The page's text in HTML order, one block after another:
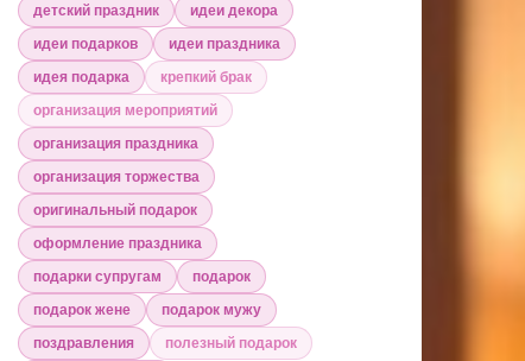
детский праздник
идеи декора
идеи подарков
идеи праздника
идея подарка
крепкий брак
организация мероприятий
организация праздника
организация торжества
оригинальный подарок
оформление праздника
подарки супругам
подарок
подарок жене
подарок мужу
поздравления
полезный подарок